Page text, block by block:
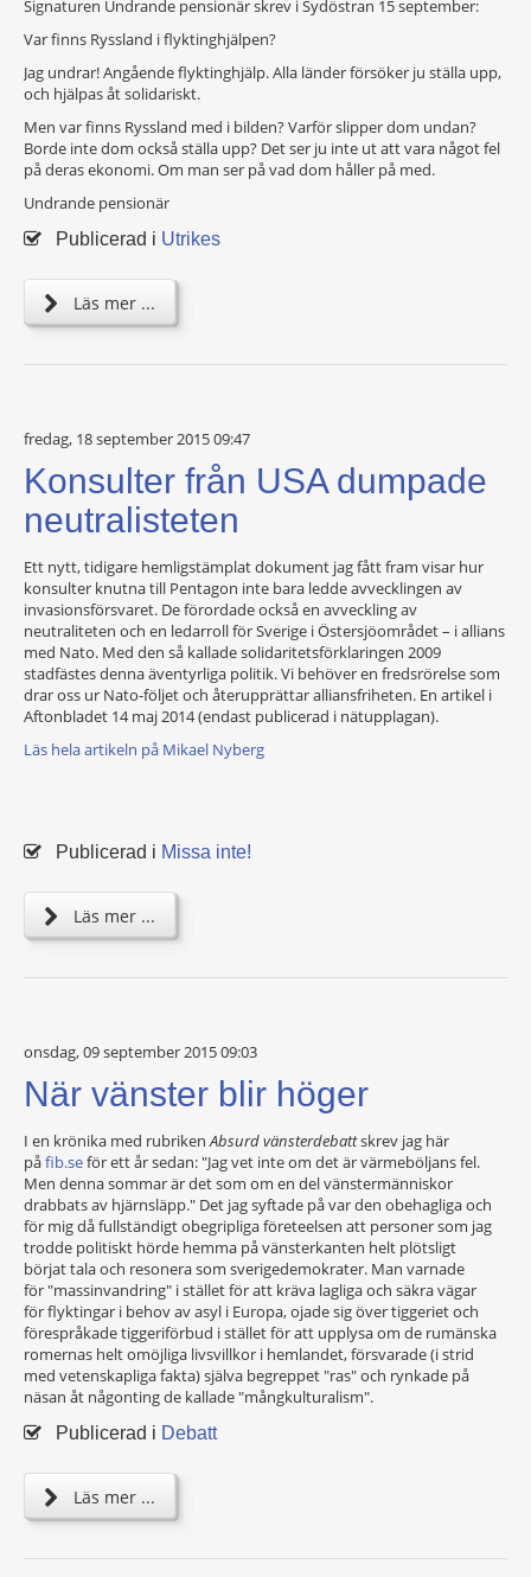
Signaturen Undrande pensionär skrev i Sydöstran 15 september:
Var finns Ryssland i flyktinghjälpen?
Jag undrar! Angående flyktinghjälp. Alla länder försöker ju ställa upp,
och hjälpas åt solidariskt.
Men var finns Ryssland med i bilden? Varför slipper dom undan?
Borde inte dom också ställa upp? Det ser ju inte ut att vara något fel
på deras ekonomi. Om man ser på vad dom håller på med.
Undrande pensionär
Publicerad i Utrikes
Läs mer ...
fredag, 18 september 2015 09:47
Konsulter från USA dumpade
neutralisteten
Ett nytt, tidigare hemligstämplat dokument jag fått fram visar hur
konsulter knutna till Pentagon inte bara ledde avvecklingen av
invasionsförsvaret. De förordade också en avveckling av
neutraliteten och en ledarroll för Sverige i Östersjöområdet – i allians
med Nato. Med den så kallade solidaritetsförklaringen 2009
stadfästes denna äventyrliga politik. Vi behöver en fredsrörelse som
drar oss ur Nato-följet och återupprättar alliansfriheten. En artikel i
Aftonbladet 14 maj 2014 (endast publicerad i nätupplagan).
Läs hela artikeln på Mikael Nyberg
Publicerad i Missa inte!
Läs mer ...
onsdag, 09 september 2015 09:03
När vänster blir höger
I en krönika med rubrikenAbsurd vänsterdebattskrev jag här
påfib.seför ett år sedan: "Jag vet inte om det är värmeböljans fel.
Men denna sommar är det som om en del vänstermänniskor
drabbats av hjärnsläpp." Det jag syftade på var den obehagliga och
för mig då fullständigt obegripliga företeelsen att personer som jag
trodde politiskt hörde hemma på vänsterkanten helt plötsligt
börjat tala och resonera som sverigedemokrater. Man varnade
för "massinvandring" i stället för att kräva lagliga och säkra vägar
för flyktingar i behov av asyl i Europa, ojade sig över tiggeriet och
förespråkade tiggeriförbud i stället för att upplysa om de rumänska
romernas helt omöjliga livsvillkor i hemlandet, försvarade (i strid
med vetenskapliga fakta) själva begreppet "ras" och rynkade på
näsan åt någonting de kallade "mångkulturalism".
Publicerad i Debatt
Läs mer ...